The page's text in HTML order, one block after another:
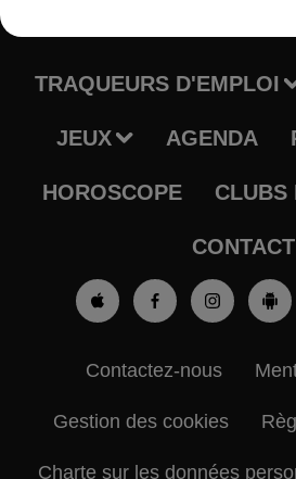
TRAQUEURS D'EMPLOI
JEUX AGENDA
HOROSCOPE CLUBS
CONTACT
Contactez-nous
Gestion des cookies
Charte sur les données